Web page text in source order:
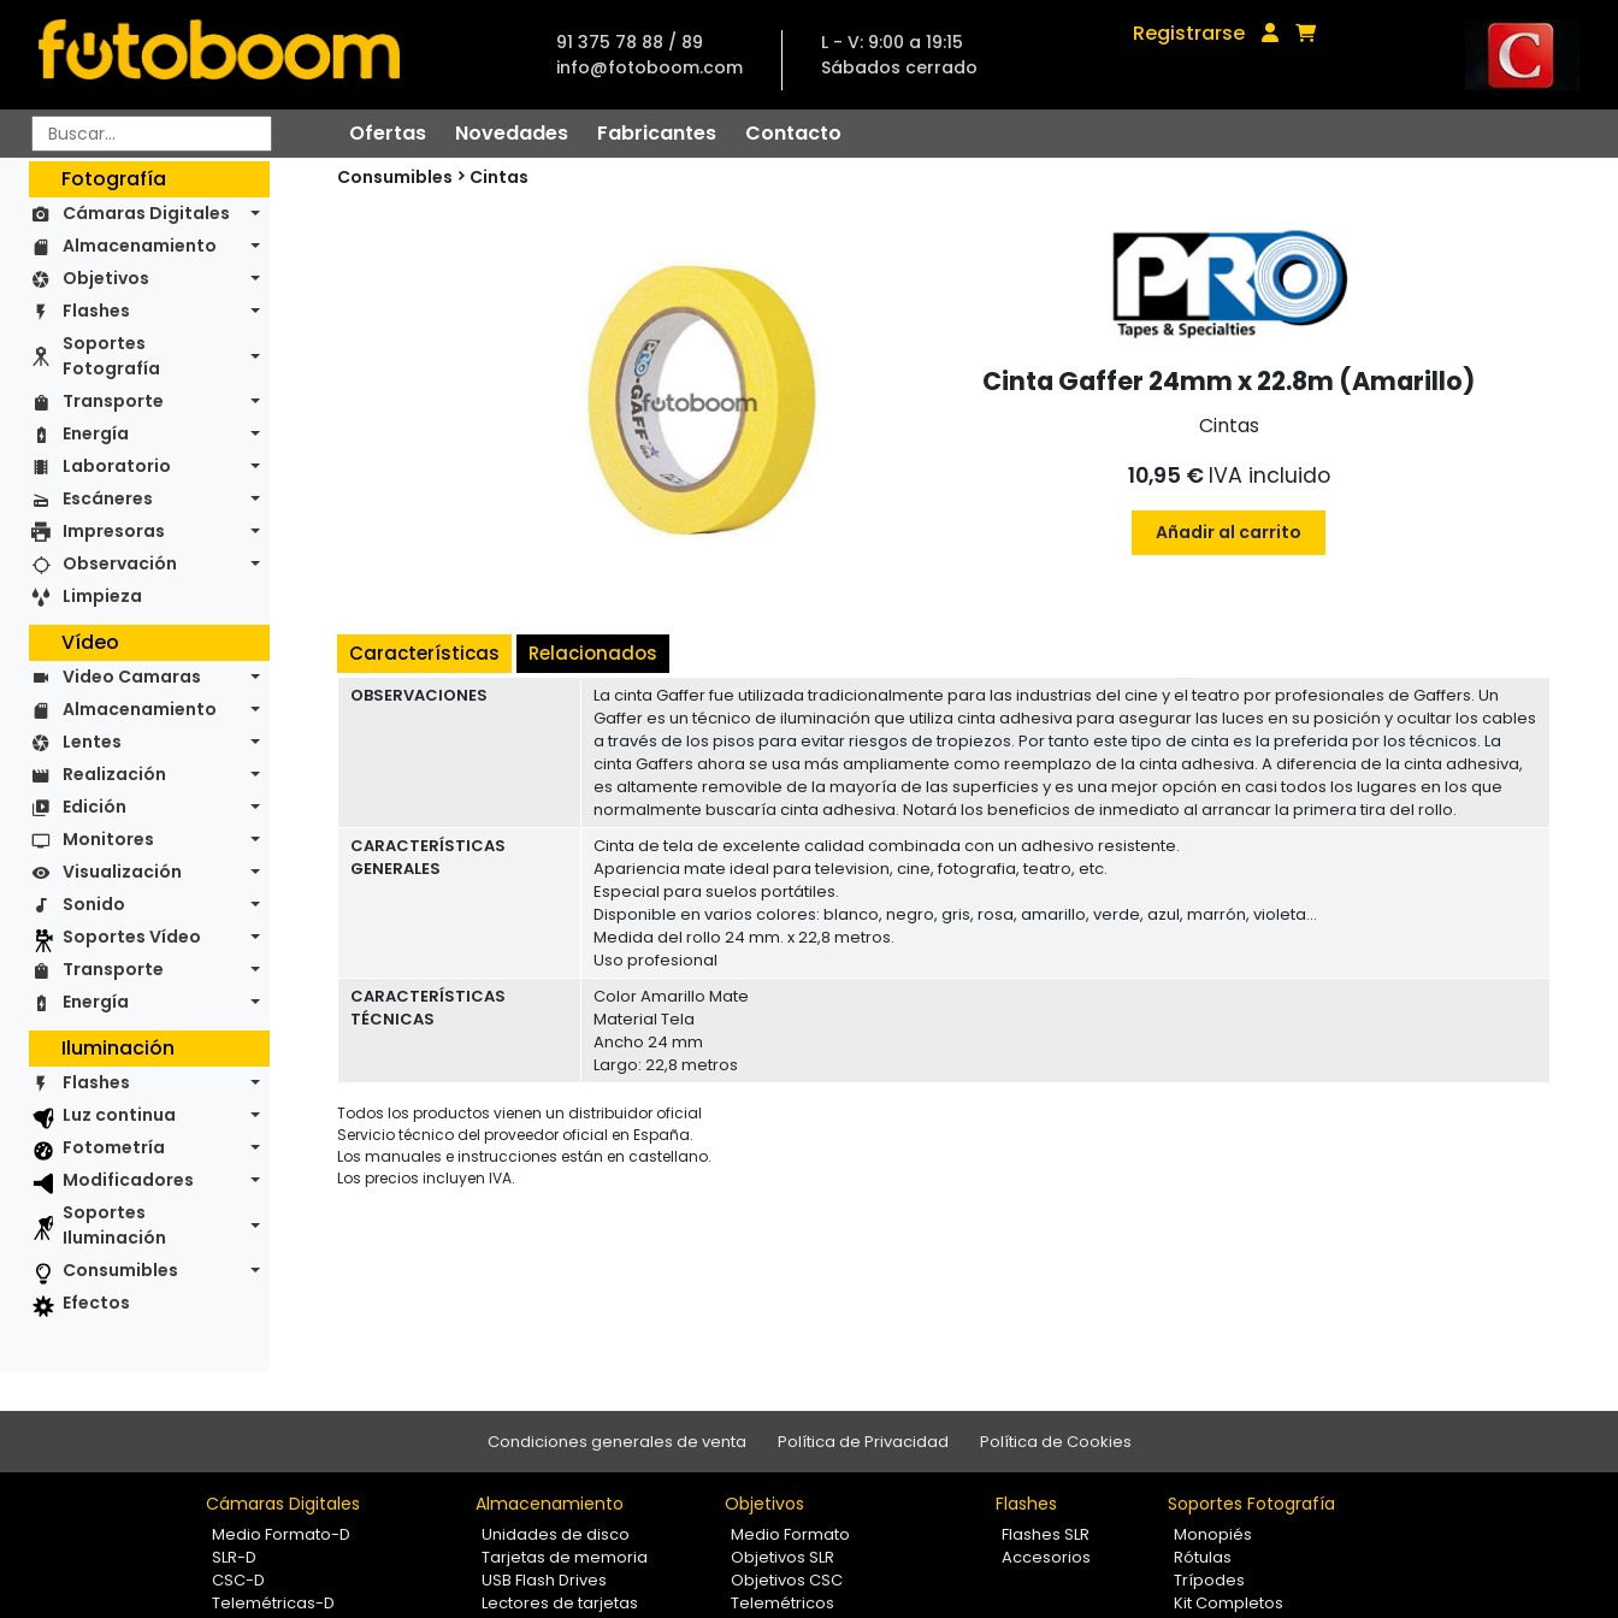
91 375 78 88 / 89
info@fotoboom.com
L - V: 9:00 a 19:15
Sábados cerrado
Registrarse
Ofertas Novedades Fabricantes
Contacto
Fotografía
Cámaras Digitales
Almacenamiento
Objetivos
Flashes
Soportes
Fotografía
Transporte
Energía
Laboratorio
Escáneres
Impresoras
Observación
Limpieza
Vídeo
Video Camaras
Almacenamiento
Lentes
Realización
Edición
Monitores
Visualización
Sonido
Soportes Vídeo
Transporte
Energía
Iluminación
Flashes
Luz continua
Fotometría
Modificadores
Soportes
Iluminación
Consumibles
Efectos
Consumibles Cintas
Cinta Gaffer 24mm x 22.8m (Amarillo)
Cintas
10,95 € IVA incluido
Añadir al carrito
Características Relacionados
OBSERVACIONES
La cinta Gaffer fue utilizada tradicionalmente para las industrias del cine y el teatro por profesionales de Gaffers. Un
Gaffer es un técnico de iluminación que utiliza cinta adhesiva para asegurar las luces en su posición y ocultar los cables
a través de los pisos para evitar riesgos de tropiezos. Por tanto este tipo de cinta es la preferida por los técnicos. La
cinta Gaffers ahora se usa más ampliamente como reemplazo de la cinta adhesiva. A diferencia de la cinta adhesiva,
es altamente removible de la mayoría de las superficies y es una mejor opción en casi todos los lugares en los que
normalmente buscaría cinta adhesiva. Notará los beneficios de inmediato al arrancar la primera tira del rollo.
CARACTERÍSTICAS
GENERALES
Cinta de tela de excelente calidad combinada con un adhesivo resistente.
Apariencia mate ideal para television, cine, fotografia, teatro, etc.
Especial para suelos portátiles.
Disponible en varios colores: blanco, negro, gris, rosa, amarillo, verde, azul, marrón, violeta...
Medida del rollo 24 mm. x 22,8 metros.
Uso profesional
CARACTERÍSTICAS
TÉCNICAS
Color Amarillo Mate
Material Tela
Ancho 24 mm
Largo: 22,8 metros
Todos los productos vienen un distribuidor oficial
Servicio técnico del proveedor oficial en España.
Los manuales e instrucciones están en castellano.
Los precios incluyen IVA.
Condiciones generales de venta Política de Privacidad Política de Cookies
Cámaras Digitales
Medio Formato-D
SLR-D
CSC-D
Telemétricas-D
Almacenamiento
Unidades de disco
Tarjetas de memoria
USB Flash Drives
Lectores de tarjetas
Objetivos
Medio Formato
Objetivos SLR
Objetivos CSC
Telemétricos
Flashes
Flashes SLR
Accesorios
Soportes Fotografía
Monopiés
Rótulas
Trípodes
Kit Completos